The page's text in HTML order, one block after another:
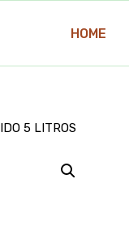
HOME
5 LITROS